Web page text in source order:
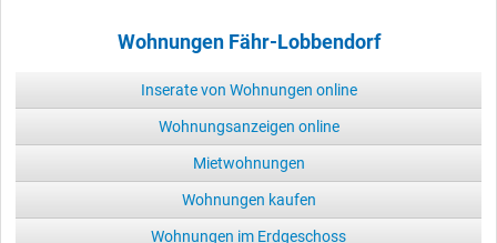
Wohnungen Fähr-Lobbendorf
Inserate von Wohnungen online
Wohnungsanzeigen online
Mietwohnungen
Wohnungen kaufen
Wohnungen im Erdgeschoss